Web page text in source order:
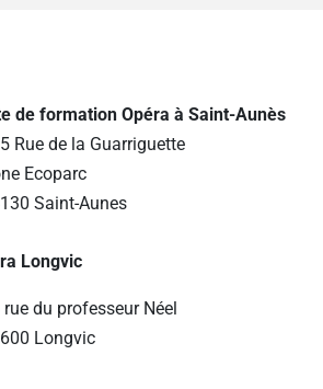
de formation Opéra à Saint-Aunès
Rue de la Guarriguette
Ecoparc
Saint-Aunes
Longvic
rue du professeur Néel
Longvic